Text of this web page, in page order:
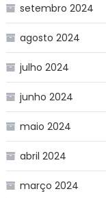
setembro 2024
agosto 2024
julho 2024
junho 2024
maio 2024
abril 2024
março 2024